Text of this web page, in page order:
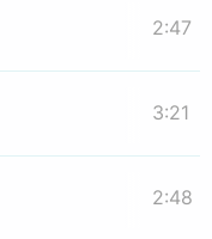
2:47
3:21
2:48